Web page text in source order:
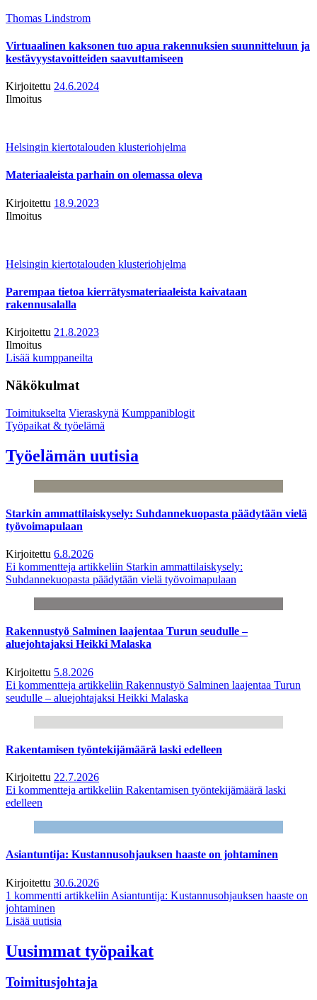
Thomas Lindstrom
Virtuaalinen kaksonen tuo apua rakennuksien suunnitteluun ja
kestävyystavoitteiden saavuttamiseen
Kirjoitettu 24.6.2024
Ilmoitus
Helsingin kiertotalouden klusteriohjelma
Materiaaleista parhain on olemassa oleva
Kirjoitettu 18.9.2023
Ilmoitus
Helsingin kiertotalouden klusteriohjelma
Parempaa tietoa kierrätysmateriaaleista kaivataan
rakennusalalla
Kirjoitettu 21.8.2023
Ilmoitus
Lisää kumppaneilta
Näkökulmat
Toimitukselta Vieraskynä Kumppaniblogit
Työpaikat & työelämä
Työelämän uutisia
Starkin ammattilaiskysely: Suhdannekuopasta päädytään vielä
työvoimapulaan
Kirjoitettu 6.8.2026
Ei kommentteja artikkeliin Starkin ammattilaiskysely:
Suhdannekuopasta päädytään vielä työvoimapulaan
Rakennustyö Salminen laajentaa Turun seudulle –
aluejohtajaksi Heikki Malaska
Kirjoitettu 5.8.2026
Ei kommentteja artikkeliin Rakennustyö Salminen laajentaa Turun
seudulle – aluejohtajaksi Heikki Malaska
Rakentamisen työntekijämäärä laski edelleen
Kirjoitettu 22.7.2026
Ei kommentteja artikkeliin Rakentamisen työntekijämäärä laski
edelleen
Asiantuntija: Kustannusohjauksen haaste on johtaminen
Kirjoitettu 30.6.2026
1 kommentti artikkeliin Asiantuntija: Kustannusohjauksen haaste on
johtaminen
Lisää uutisia
Uusimmat työpaikat
Toimitusjohtaja